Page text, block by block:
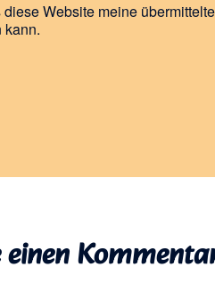
Website meine
kann.
einen